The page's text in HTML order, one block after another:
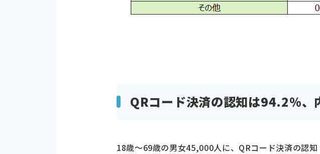
QRコード決済の認知は94.2％
18歳～69歳の男女45,000人に、QRコード決済の認